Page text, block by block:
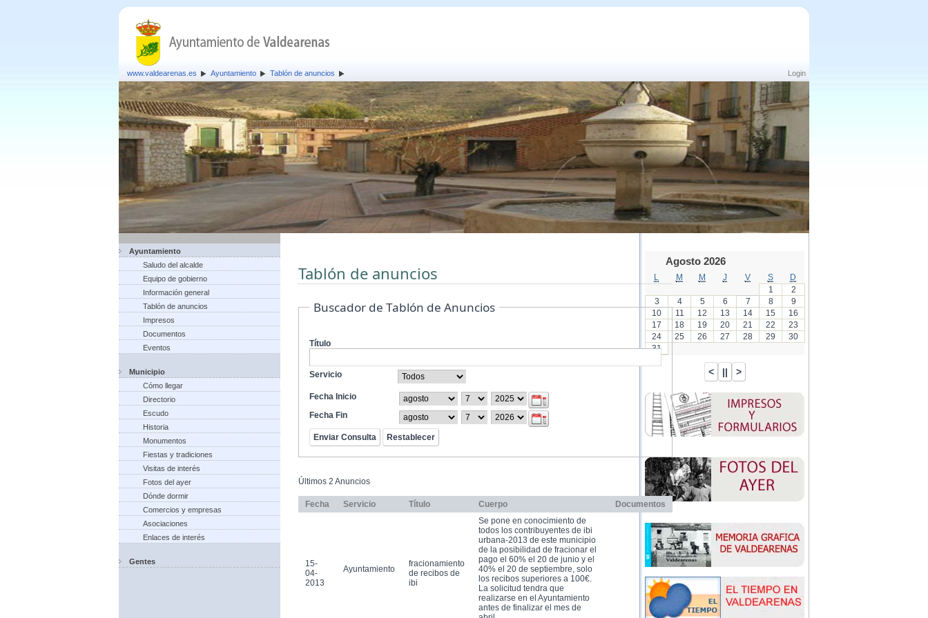
Login
www.valdearenas.es Ayuntamiento Tablón de anuncios
Ayuntamiento
Saludo del alcalde
Equipo de gobierno
Información general
Tablón de anuncios
Impresos
Documentos
Eventos
Municipio
Cómo llegar
Directorio
Escudo
Historia
Monumentos
Fiestas y tradiciones
Visitas de interés
Fotos del ayer
Dónde dormir
Comercios y empresas
Asociaciones
Enlaces de interés
Gentes
Tablón de anuncios
Buscador de Tablón de Anuncios
Título
Servicio
Fecha Inicio
Fecha Fin
Últimos 2 Anuncios
Fecha Servicio Título Cuerpo Documentos
15-
04-
2013
Ayuntamiento
fracionamiento
de recibos de
ibi
Se pone en conocimiento de
todos los contribuyentes de ibi
urbana-2013 de este municipio
de la posibilidad de fracionar el
pago el 60% el 20 de junio y el
40% el 20 de septiembre, solo
los recibos superiores a 100€.
La solicitud tendra que
realizarse en el Ayuntamiento
antes de finalizar el mes de
Agosto 2026
M M J V S
D
1
2
3
4 5 6 7 8
9
10
11 12 13 14 15
16
17
18 19 20 21 22
23
24
25 26 27 28 29
30
31